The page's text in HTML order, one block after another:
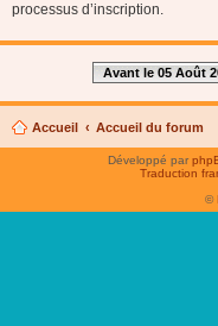
processus d’inscription.
Avant le 05 Août
Accueil Accueil du forum
Développé par
Traduction
©